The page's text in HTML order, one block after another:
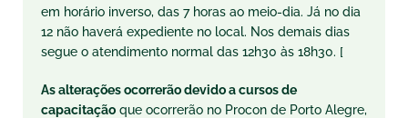
em horário inverso, das 7 horas ao meio-dia. Já no dia
12 não haverá expediente no local. Nos demais dias
segue o atendimento normal das 12h30 às 18h30. [
As alterações ocorrerão devido a cursos de
capacitação que ocorrerão no Procon de Porto Alegre,